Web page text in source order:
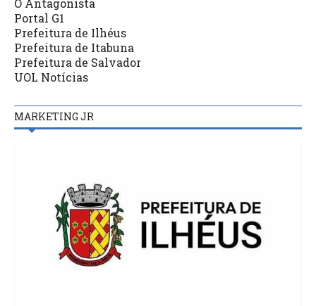
O Antagonista
Portal G1
Prefeitura de Ilhéus
Prefeitura de Itabuna
Prefeitura de Salvador
UOL Notícias
MARKETING JR